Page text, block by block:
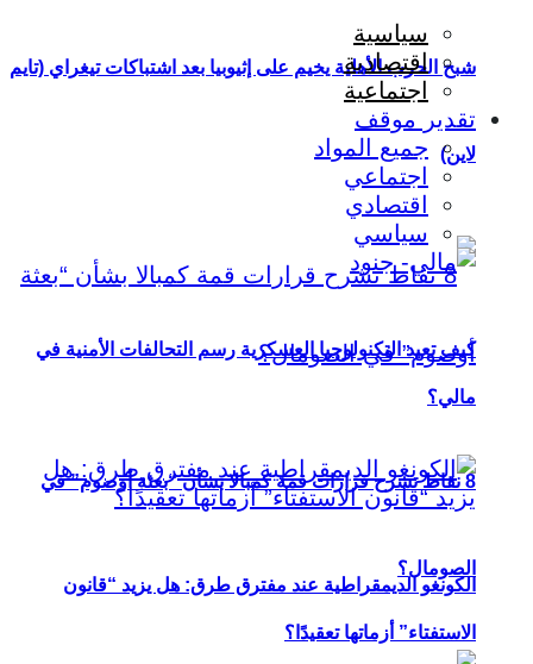
شبح الحرب الأهلية يخيم على إثيوبيا بعد اشتباكات تيغراي (تايم
لاين)
8 نقاط تشرح قرارات قمة كمبالا بشأن “بعثة أوصوم” في
الصومال؟
سياسية
اقتصادية
اجتماعية
تقدير موقف
جميع المواد
اجتماعي
اقتصادي
سياسي
كيف تعيد التكنولوجيا العسكرية رسم التحالفات الأمنية في
مالي؟
الكونغو الديمقراطية عند مفترق طرق: هل يزيد “قانون
الاستفتاء” أزماتها تعقيدًا؟